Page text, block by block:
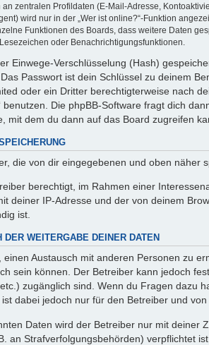
zentralen Profildaten (E-Mail-Adresse,
wird nur in der „Wer ist online?“-Funktion
Funktionen des Boards, dass weitere Daten
oder Benachrichtigungsfunktionen.
Einwege-Verschlüsselung (Hash)
Passwort ist dein Schlüssel zu deinem
oder ein Dritter berechtigterweise nach
benutzen. Die phpBB-Software fragt dich
mit dem du dann auf das Board zugreifen
die von dir eingegebenen und oben näher
berechtigt, im Rahmen einer
deiner IP-Adresse und der von deinem
ist.
DER WEITERGABE DEINER DATEN
Austausch mit anderen Personen zu
sein können. Der Betreiber kann jedoch
zugänglich sind. Wenn du Fragen dazu
dabei jedoch nur für den Betreiber und
Daten wird der Betreiber nur mit
an Strafverfolgungsbehörden) verpflichtet